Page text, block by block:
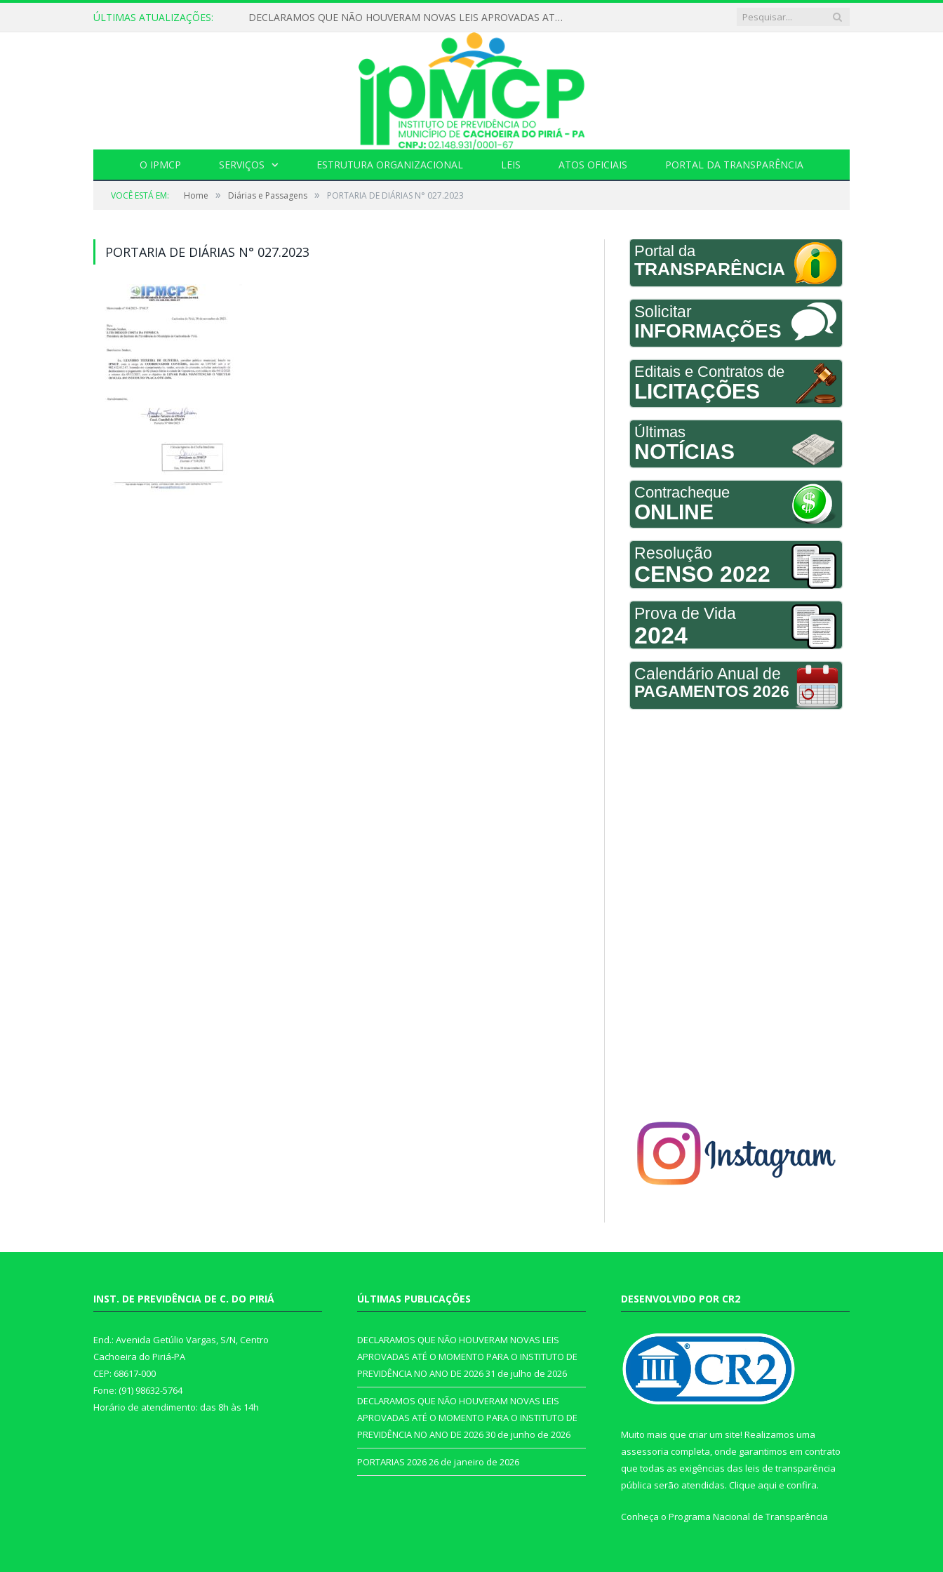
ÚLTIMAS ATUALIZAÇÕES: DECLARAMOS QUE NÃO HOUVERAM NOVAS LEIS APROVADAS ATÉ O MOMENTO PARA O INSTITUTO DE PREVIDÊNCIA NO ANO DE 2026
O IPMCP SERVIÇOS ESTRUTURA ORGANIZACIONAL LEIS ATOS OFICIAIS PORTAL DA TRANSPARÊNCIA
VOCÊ ESTÁ EM: Home » Diárias e Passagens » PORTARIA DE DIÁRIAS N° 027.2023
PORTARIA DE DIÁRIAS N° 027.2023 Portal da
TRANSPARÊNCIA
Solicitar
INFORMAÇÕES
Editais e Contratos de
LICITAÇÕES
Últimas
NOTÍCIAS
Contracheque
ONLINE
Resolução
CENSO 2022
Prova de Vida
2024
Calendário Anual de
PAGAMENTOS 2026
INST. DE PREVIDÊNCIA DE C. DO PIRIÁ
End.: Avenida Getúlio Vargas, S/N, Centro
Cachoeira do Piriá-PA
CEP: 68617-000
Fone: (91) 98632-5764
Horário de atendimento: das 8h às 14h
ÚLTIMAS PUBLICAÇÕES
DECLARAMOS QUE NÃO HOUVERAM NOVAS LEIS
APROVADAS ATÉ O MOMENTO PARA O INSTITUTO DE
PREVIDÊNCIA NO ANO DE 202631 de julho de 2026
DECLARAMOS QUE NÃO HOUVERAM NOVAS LEIS
APROVADAS ATÉ O MOMENTO PARA O INSTITUTO DE
PREVIDÊNCIA NO ANO DE 202630 de junho de 2026
PORTARIAS 202626 de janeiro de 2026
DESENVOLVIDO POR CR2
Muito mais que criar um site! Realizamos uma
assessoria completa, onde garantimos em contrato
que todas as exigências das leis de transparência
pública serão atendidas. Clique aqui e confira.
Conheça o Programa Nacional de Transparência